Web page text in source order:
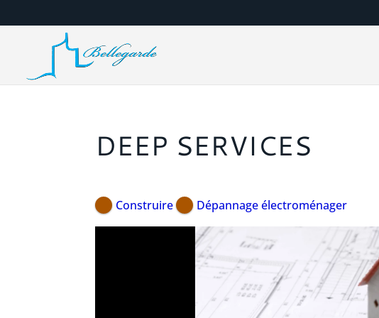
DEEP SERVICES
Construire Dépannage électroménager